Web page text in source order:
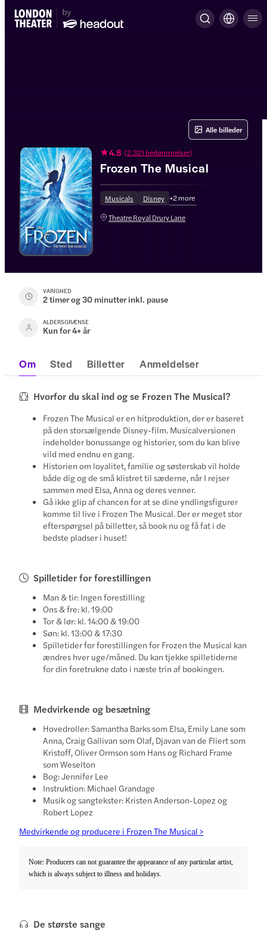
4.8 (2.321 bedømmelser)
Frozen The Musical
Musicals Disney +2more
Theatre Royal Drury Lane
Alle billeder
VARIGHED
2 timer og 30 minutter inkl. pause
ALDERSGRÆNSE
Kun for 4+ år
Om Sted Billetter Anmeldelser
Hvorfor du skal ind og se Frozen The Musical?
Frozen The Musical er en hitproduktion, der er baseret
på den storsælgende Disney-film. Musicalversionen
indeholder bonussange og historier, som du kan blive
vild med endnu en gang.
Historien om loyalitet, familie og søsterskab vil holde
både dig og de små klistret til sæderne, når I rejser
sammen med Elsa, Anna og deres venner.
Gå ikke glip af chancen for at se dine yndlingsfigurer
komme til live i Frozen The Musical. Der er meget stor
efterspørgsel på billetter, så book nu og få fat i de
bedste pladser i huset!
Spilletider for forestillingen
Man & tir: Ingen forestilling
Ons & fre: kl. 19:00
Tor & lør: kl. 14:00 & 19:00
Søn: kl. 13:00 & 17:30
Spilletider for forestillingen for Frozen the Musical kan
ændres hver uge/måned. Du kan tjekke spilletiderne
for din foretrukne dato i næste trin af bookingen.
Medvirkende og besætning
Hovedroller: Samantha Barks som Elsa, Emily Lane som
Anna, Craig Gallivan som Olaf, Djavan van de Fliert som
Kristoff, Oliver Ormson som Hans og Richard Frame
som Weselton
Bog: Jennifer Lee
Instruktion: Michael Grandage
Musik og sangtekster: Kristen Anderson-Lopez og
Robert Lopez
Medvirkende og producere i Frozen The Musical >
Note: Producers can not guarantee the appearance of any particular artist,
which is always subject to illness and holidays.
De største sange